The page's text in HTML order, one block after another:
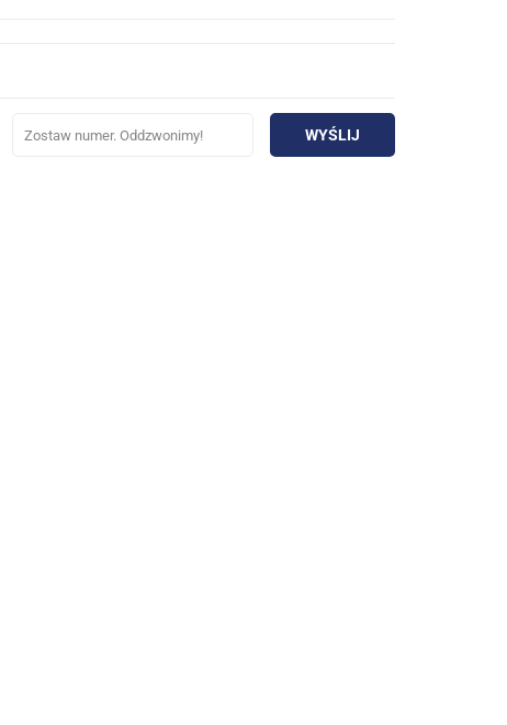
WYŚLIJ